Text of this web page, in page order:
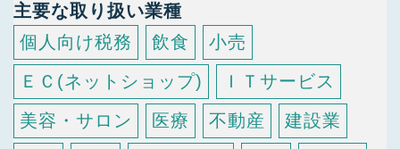
主要な取り扱い業種
個人向け税務
飲食
小売
ＥＣ(ネットショップ)
ＩＴサービス
美容・サロン
医療 不動産
建設業